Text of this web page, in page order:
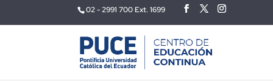
02 - 2991 700 Ext. 1699